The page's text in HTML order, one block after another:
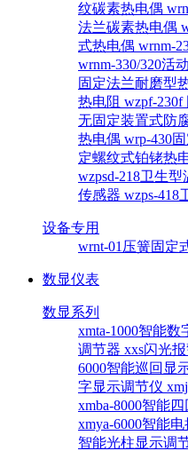
纹碳素热电偶
法兰碳素热电偶
式热电偶 wrnm-
wrnm-330/320活
固定法兰耐磨型
热电阻 wzpf-230f
无固定装置式防
热电偶 wrp-430
定螺纹式铂铑热
wzpsd-218卫生
传感器 wzps-418
设备专用
wrnt-01压簧固定
数显仪表
数显系列
xmta-1000智能数
调节器 xxs闪光
6000智能巡回显
字显示调节仪
xmba-8000智能
xmya-6000智能
智能光柱显示调